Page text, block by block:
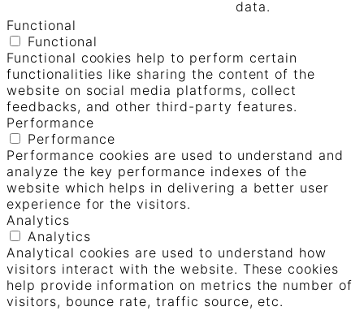
data.
Functional
Functional
Functional cookies help to perform certain
functionalities like sharing the content of the
website on social media platforms, collect
feedbacks, and other third-party features.
Performance
Performance
Performance cookies are used to understand and
analyze the key performance indexes of the
website which helps in delivering a better user
experience for the visitors.
Analytics
Analytics
Analytical cookies are used to understand how
visitors interact with the website. These cookies
help provide information on metrics the number of
visitors, bounce rate, traffic source, etc.